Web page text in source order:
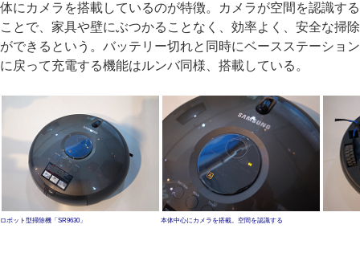
体にカメラを搭載しているのが特徴。カメラが空間を認識する
ことで、家具や壁にぶつかることなく、効率よく、安全な掃除
ができるという。バッテリー切れと同時にベースステーション
に戻って充電する機能はルンバ同様、搭載している。
ロボット型掃除機「SR9630」 本体中心にカメラを搭載。空間を認識する